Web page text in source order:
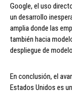
Google, el uso
un desarrollo
amplia donde las
también hacia
despliegue de
En conclusión, el
Estados Unidos es